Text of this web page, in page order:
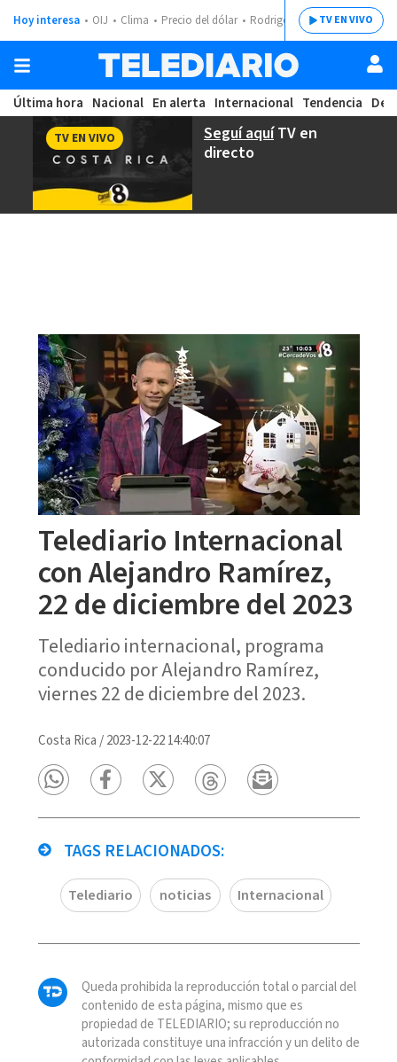
Hoy interesa OIJ Clima Precio del dólar Rodrigo ChavesTV EN VIVO
Última hora Nacional En alerta Internacional Tendencia
Seguí aquíTV en
directo
TV EN VIVO
Telediario Internacional
con Alejandro Ramírez,
22 de diciembre del 2023
Telediario internacional, programa
conducido por Alejandro Ramírez,
viernes 22 de diciembre del 2023.
Costa Rica /2023-12-22 14:40:07
TAGS RELACIONADOS:
Telediario noticias Internacional
Queda prohibida la reproducción total o parcial del
contenido de esta página, mismo que es
propiedad de TELEDIARIO; su reproducción no
autorizada constituye una infracción y un delito de